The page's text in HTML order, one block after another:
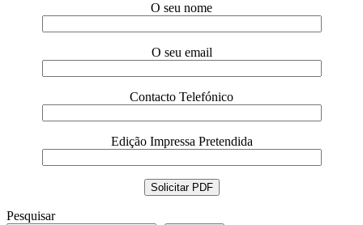
O seu nome
O seu email
Contacto Telefónico
Edição Impressa Pretendida
Pesquisar